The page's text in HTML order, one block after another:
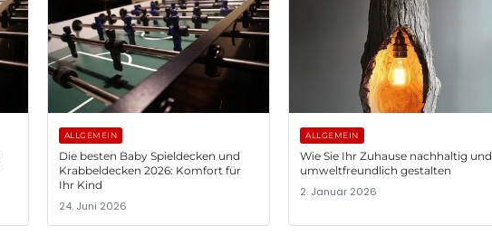
ALLGEMEIN
Die besten Baby Spieldecken und
Krabbeldecken 2026: Komfort für
Ihr Kind
24. Juni 2026
ALLGEMEIN
Wie Sie Ihr Zuhause nachhaltig und
umweltfreundlich gestalten
2. Januar 2026